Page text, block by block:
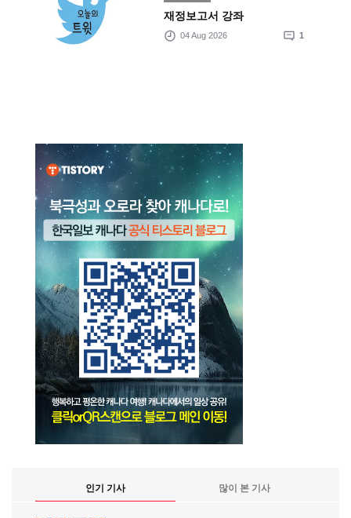
재정보고서 강좌
04 Aug 2026 1
인기 기사 많이 본 기사